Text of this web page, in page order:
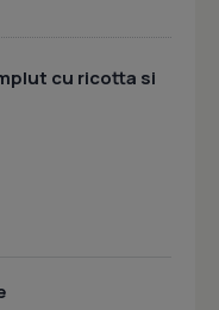
cu ricotta si